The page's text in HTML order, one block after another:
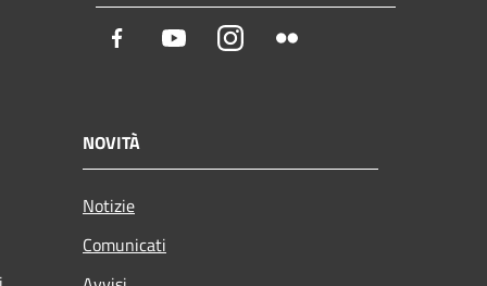
Facebook YoutubeInstagram
NOVITÀ
Notizie
Comunicati